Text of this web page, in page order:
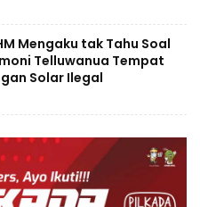
Mengaku tak Tahu Soal
Telluwanua Tempat
Solar Ilegal